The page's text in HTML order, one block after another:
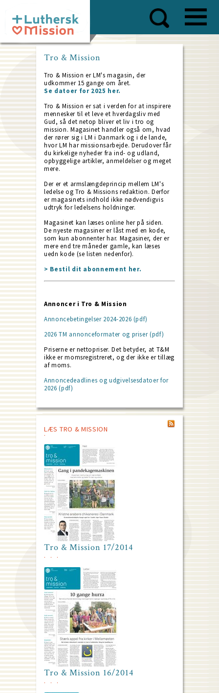
main
content
Tro & Mission
Tro & Mission er LM's magasin, der
udkommer 15 gange om året.
Se datoer for 2025 her.
Tro & Mission er sat i verden for at inspirere
mennesker til et leve et hverdagsliv med
Gud, så det netop bliver et liv i tro og
mission. Magasinet handler også om, hvad
der rører sig i LM i Danmark og i de lande,
hvor LM har missionsarbejde. Derudover får
du kirkelige nyheder fra ind- og udland,
opbyggelige artikler, anmeldelser og meget
mere.
Der er et armslængdeprincip mellem LM's
ledelse og Tro & Missions redaktion. Derfor
er magasinets indhold ikke nødvendigvis
udtryk for ledelsens holdninger.
Magasinet kan læses online her på siden.
De nyeste magasiner er låst med en kode,
som kun abonnenter har. Magasiner, der er
mere end tre måneder gamle, kan læses
uedn kode (se listen nedenfor).
> Bestil dit abonnement her.
Annoncer i Tro & Mission
Annoncebetingelser 2024-2026 (pdf)
2026 TM annonceformater og priser (pdf)
Priserne er nettopriser. Det betyder, at T&M
ikke er momsregistreret, og der ikke er tillæg
af moms.
Annoncedeadlines og udgivelsesdatoer for
2026 (pdf)
LÆS TRO & MISSION
Tro & Mission 17/2014
Tro & Mission 16/2014